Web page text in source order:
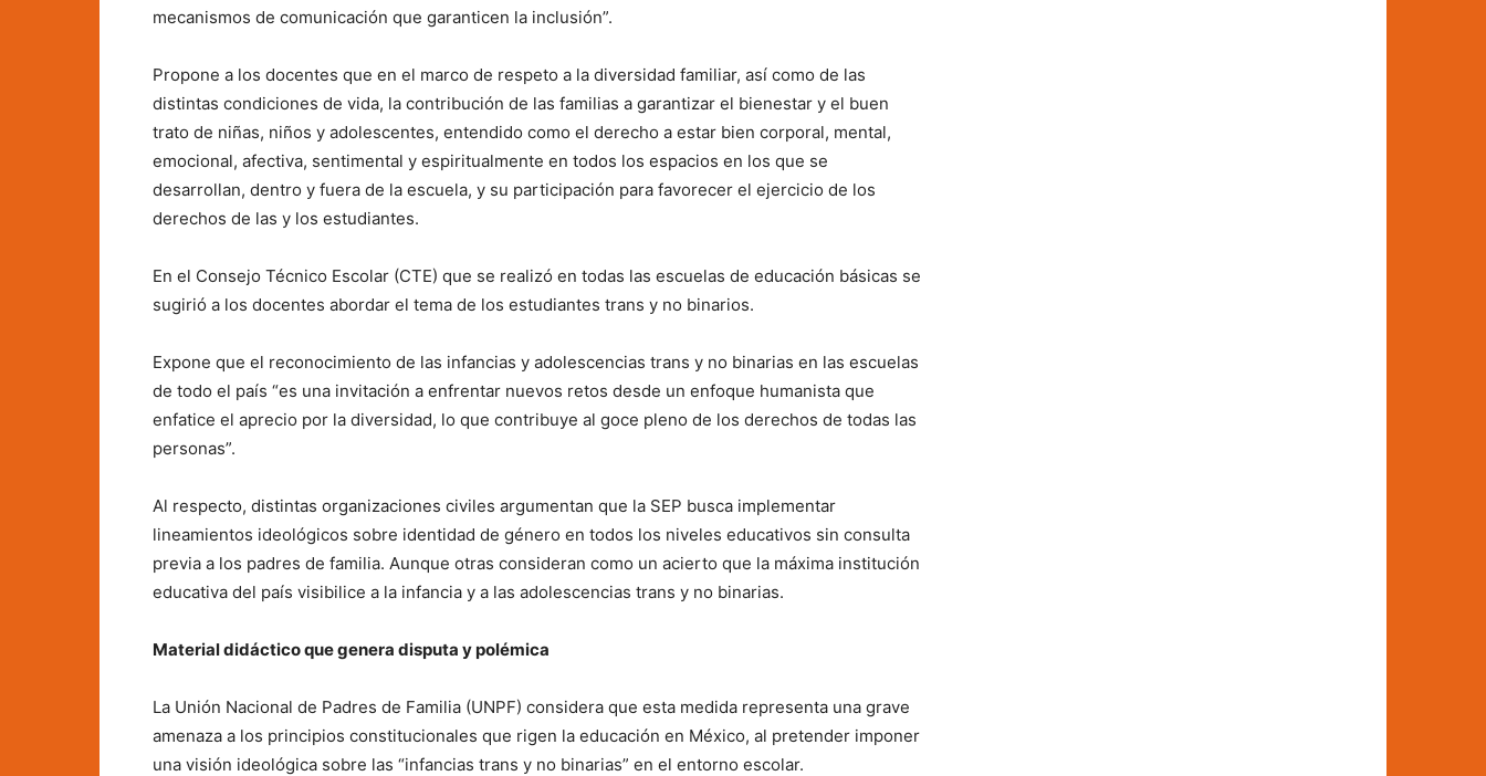
mecanismos de comunicación que garanticen la inclusión”.
Propone a los docentes que en el marco de respeto a la diversidad familiar, así como de las
distintas condiciones de vida, la contribución de las familias a garantizar el bienestar y el buen
trato de niñas, niños y adolescentes, entendido como el derecho a estar bien corporal, mental,
emocional, afectiva, sentimental y espiritualmente en todos los espacios en los que se
desarrollan, dentro y fuera de la escuela, y su participación para favorecer el ejercicio de los
derechos de las y los estudiantes.
En el Consejo Técnico Escolar (CTE) que se realizó en todas las escuelas de educación básicas se
sugirió a los docentes abordar el tema de los estudiantes trans y no binarios.
Expone que el reconocimiento de las infancias y adolescencias trans y no binarias en las escuelas
de todo el país “es una invitación a enfrentar nuevos retos desde un enfoque humanista que
enfatice el aprecio por la diversidad, lo que contribuye al goce pleno de los derechos de todas las
personas”.
Al respecto, distintas organizaciones civiles argumentan que la SEP busca implementar
lineamientos ideológicos sobre identidad de género en todos los niveles educativos sin consulta
previa a los padres de familia. Aunque otras consideran como un acierto que la máxima institución
educativa del país visibilice a la infancia y a las adolescencias trans y no binarias.
Material didáctico que genera disputa y polémica
La Unión Nacional de Padres de Familia (UNPF) considera que esta medida representa una grave
amenaza a los principios constitucionales que rigen la educación en México, al pretender imponer
una visión ideológica sobre las “infancias trans y no binarias” en el entorno escolar.